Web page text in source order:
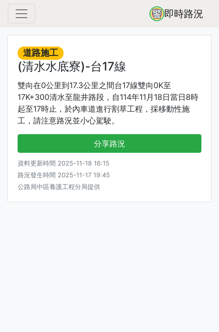
即時路況
道路施工
(清水水底寮)-台17線
雙向在0公里到17.3公里之間台17線雙向0K至
17K+300清水至龍井路段，自114年11月18日當日8時
起至17時止，於內車道進行割草工程，採移動性施
工，請注意路況並小心駕駛。
分享路況
資料更新時間 2025-11-18 16:15
路況發生時間 2025-11-17 19:45
公路局中區養護工程分局提供